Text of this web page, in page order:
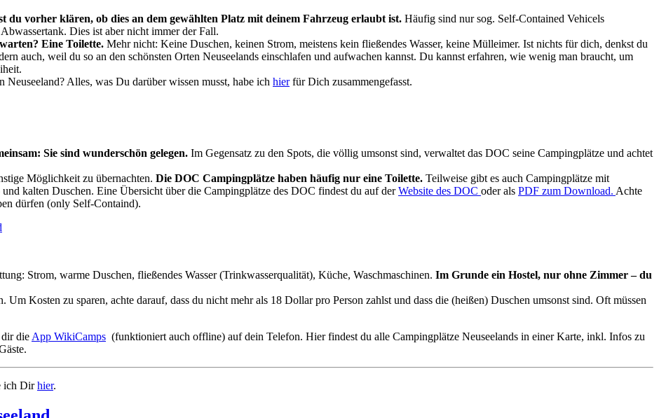
du vorher klären, ob dies an dem gewählten Platz mit deinem Fahrzeug erlaubt ist. Häufig sind nur sog. Self-Contained Vehicels
Dies ist aber nicht immer der Fall.
Eine Toilette. Mehr nicht: Keine Duschen, keinen Strom, meistens kein fließendes Wasser, keine Mülleimer. Ist nichts für dich, denkst du
auch, weil du so an den schönsten Orten Neuseelands einschlafen und aufwachen kannst. Du kannst erfahren, wie wenig man braucht, um
Alles, was Du darüber wissen musst, habe ich hierfür Dich zusammengefasst.
Sie sind wunderschön gelegen. Im Gegensatz zu den Spots, die völlig umsonst sind, verwaltet das DOC seine Campingplätze und achtet
Möglichkeit zu übernachten. Die DOC Campingplätze haben häufig nur eine Toilette. Teilweise gibt es auch Campingplätze mit
kalten Duschen. Eine Übersicht über die Campingplätze des DOC findest du auf derWebsite des DOC oder als PDF zum Download. Achte
dürfen (only Self-Containd).
Strom, warme Duschen, fließendes Wasser (Trinkwasserqualität), Küche, Waschmaschinen. Im Grunde ein Hostel, nur ohne Zimmer – du
Kosten zu sparen, achte darauf, dass du nicht mehr als 18 Dollar pro Person zahlst und dass die (heißen) Duschen umsonst sind. Oft müssen
die App WikiCamps (funktioniert auch offline) auf dein Telefon. Hier findest du alle Campingplätze Neuseelands in einer Karte, inkl. Infos zu
ich Dirhier.